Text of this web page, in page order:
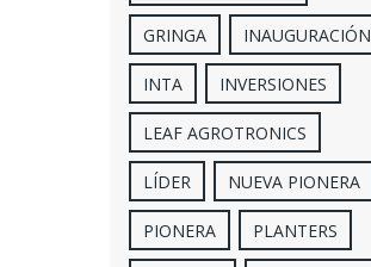
GRINGA INAUGURACIÓN
INTA INVERSIONES
LEAF AGROTRONICS
LÍDER NUEVA PIONERA
PIONERA PLANTERS